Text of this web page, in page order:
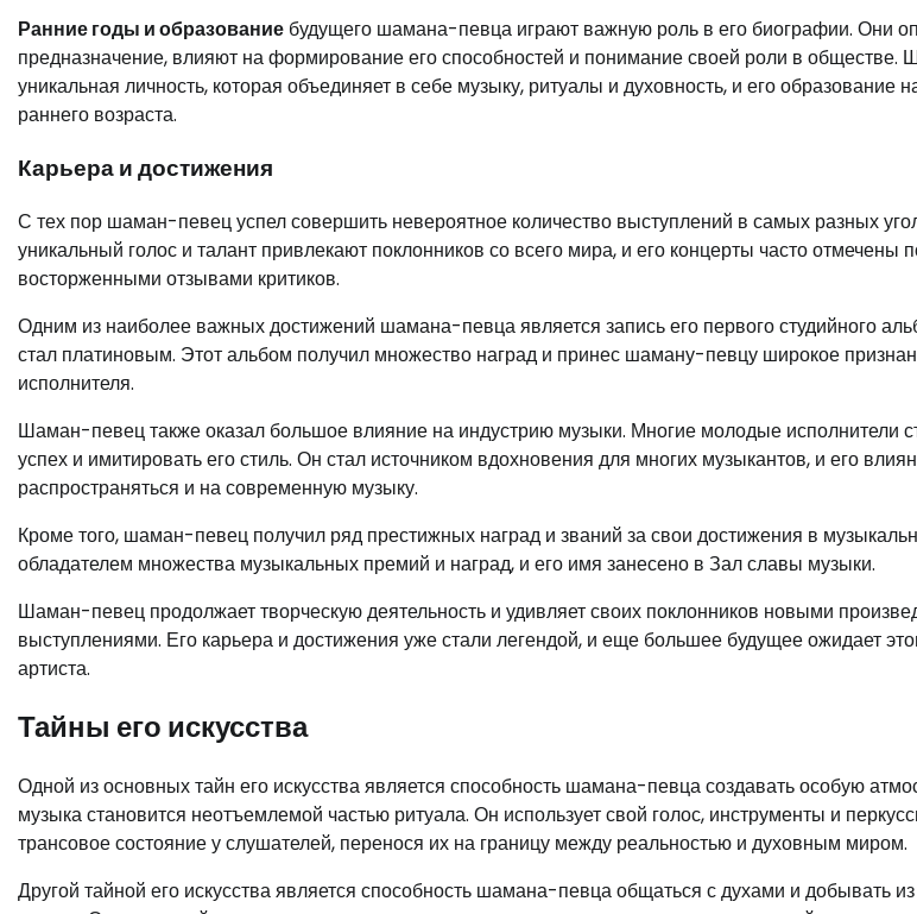
Ранние годы и образование будущего шамана-певца играют важную роль в его биографии. Они
предназначение, влияют на формирование его способностей и понимание своей роли в
уникальная личность, которая объединяет в себе музыку, ритуалы и духовность, и его образование
раннего возраста.
Карьера и достижения
С тех пор шаман-певец успел совершить невероятное количество выступлений в самых разных
уникальный голос и талант привлекают поклонников со всего мира, и его концерты часто отмечены
восторженными отзывами критиков.
Одним из наиболее важных достижений шамана-певца является запись его первого студийного
стал платиновым. Этот альбом получил множество наград и принес шаману-певцу широкое
исполнителя.
Шаман-певец также оказал большое влияние на индустрию музыки. Многие молодые исполнители
успех и имитировать его стиль. Он стал источником вдохновения для многих музыкантов, и его
распространяться и на современную музыку.
Кроме того, шаман-певец получил ряд престижных наград и званий за свои достижения в
обладателем множества музыкальных премий и наград, и его имя занесено в Зал славы музыки.
Шаман-певец продолжает творческую деятельность и удивляет своих поклонников новыми
выступлениями. Его карьера и достижения уже стали легендой, и еще большее будущее ожидает
артиста.
Тайны его искусства
Одной из основных тайн его искусства является способность шамана-певца создавать особую
музыка становится неотъемлемой частью ритуала. Он использует свой голос, инструменты и
трансовое состояние у слушателей, перенося их на границу между реальностью и духовным миром.
Другой тайной его искусства является способность шамана-певца общаться с духами и добывать